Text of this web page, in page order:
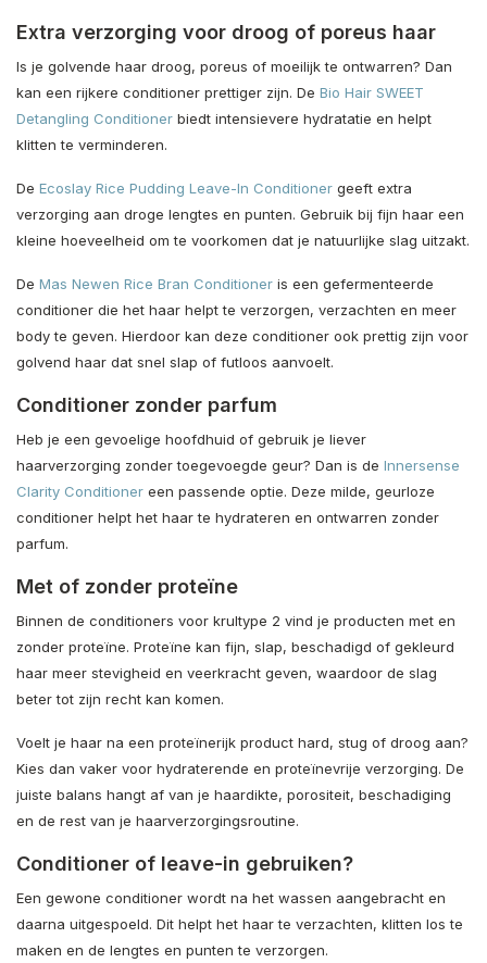
Extra verzorging voor droog of poreus haar
Is je golvende haar droog, poreus of moeilijk te ontwarren? Dan
kan een rijkere conditioner prettiger zijn. De Bio Hair SWEET
Detangling Conditioner biedt intensievere hydratatie en helpt
klitten te verminderen.
De Ecoslay Rice Pudding Leave-In Conditioner geeft extra
verzorging aan droge lengtes en punten. Gebruik bij fijn haar een
kleine hoeveelheid om te voorkomen dat je natuurlijke slag uitzakt.
De Mas Newen Rice Bran Conditioner is een gefermenteerde
conditioner die het haar helpt te verzorgen, verzachten en meer
body te geven. Hierdoor kan deze conditioner ook prettig zijn voor
golvend haar dat snel slap of futloos aanvoelt.
Conditioner zonder parfum
Heb je een gevoelige hoofdhuid of gebruik je liever
haarverzorging zonder toegevoegde geur? Dan is de Innersense
Clarity Conditioner een passende optie. Deze milde, geurloze
conditioner helpt het haar te hydrateren en ontwarren zonder
parfum.
Met of zonder proteïne
Binnen de conditioners voor krultype 2 vind je producten met en
zonder proteïne. Proteïne kan fijn, slap, beschadigd of gekleurd
haar meer stevigheid en veerkracht geven, waardoor de slag
beter tot zijn recht kan komen.
Voelt je haar na een proteïnerijk product hard, stug of droog aan?
Kies dan vaker voor hydraterende en proteïnevrije verzorging. De
juiste balans hangt af van je haardikte, porositeit, beschadiging
en de rest van je haarverzorgingsroutine.
Conditioner of leave-in gebruiken?
Een gewone conditioner wordt na het wassen aangebracht en
daarna uitgespoeld. Dit helpt het haar te verzachten, klitten los te
maken en de lengtes en punten te verzorgen.